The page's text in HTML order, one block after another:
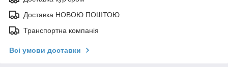
Доставка НОВОЮ ПОШТОЮ
Транспортна компанія
Всі умови доставки